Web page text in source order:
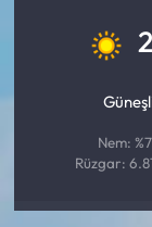
Nem:
Rüzgar: